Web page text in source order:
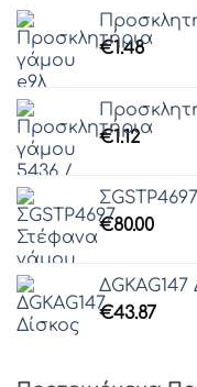
€1.48
€1.12
€80.00
ΔGKAG147
€43.87